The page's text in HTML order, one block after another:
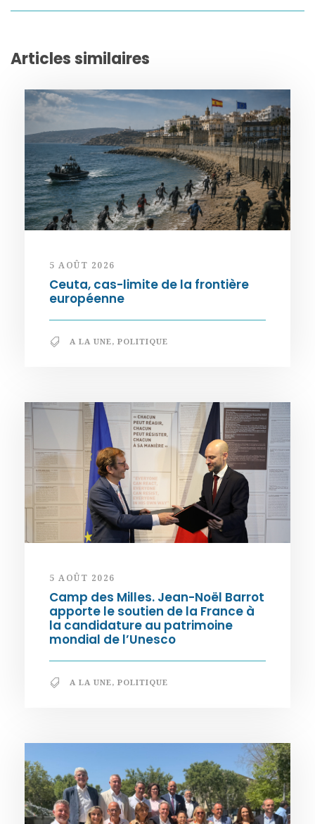
Articles similaires
5 AOÛT 2026
Ceuta, cas-limite de la frontière
européenne
A LA UNE, POLITIQUE
5 AOÛT 2026
Camp des Milles. Jean-Noël Barrot
apporte le soutien de la France à
la candidature au patrimoine
mondial de l’Unesco
A LA UNE, POLITIQUE